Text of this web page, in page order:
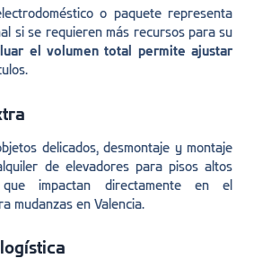
o paquete representa
si se requieren más recursos para su
el volumen total permite ajustar
delicados, desmontaje y montaje
de elevadores para pisos altos
impactan directamente en el
mudanzas en Valencia.